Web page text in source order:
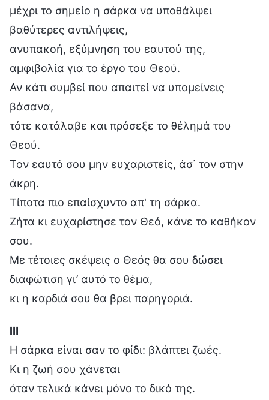
μέχρι το σημείο η σάρκα να υποθάλψει
βαθύτερες αντιλήψεις,
ανυπακοή, εξύμνηση του εαυτού της,
αμφιβολία για το έργο του Θεού.
Αν κάτι συμβεί που απαιτεί να υπομείνεις
βάσανα,
τότε κατάλαβε και πρόσεξε το θέλημά του
Θεού.
Τον εαυτό σου μην ευχαριστείς, άσ΄ τον στην
άκρη.
Τίποτα πιο επαίσχυντο απ' τη σάρκα.
Ζήτα κι ευχαρίστησε τον Θεό, κάνε το καθήκον
σου.
Με τέτοιες σκέψεις ο Θεός θα σου δώσει
διαφώτιση γι’ αυτό το θέμα,
κι η καρδιά σου θα βρει παρηγοριά.
Ⅲ
Η σάρκα είναι σαν το φίδι: βλάπτει ζωές.
Κι η ζωή σου χάνεται
όταν τελικά κάνει μόνο το δικό της.